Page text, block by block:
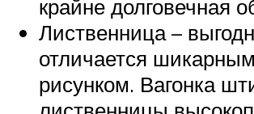
крайне долговечная
Лиственница –
отличается шикарным
рисунком. Вагонка